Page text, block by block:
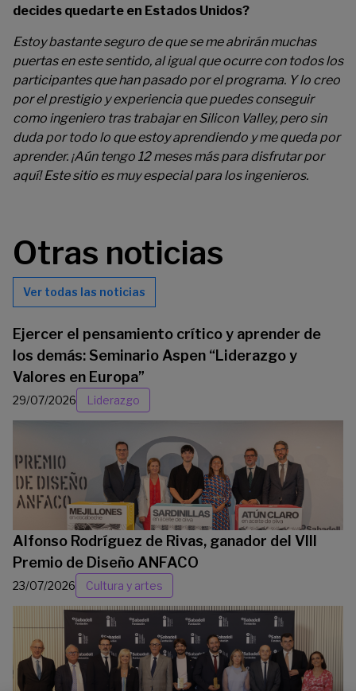
decides quedarte en Estados Unidos?
Estoy bastante seguro de que se me abrirán muchas
puertas en este sentido, al igual que ocurre con todos los
participantes que han pasado por el programa. Y lo creo
por el prestigio y experiencia que puedes conseguir
como ingeniero tras trabajar en Silicon Valley, pero sin
duda por todo lo que estoy aprendiendo y me queda por
aprender. ¡Aún tengo 12 meses más para disfrutar por
aquí! Este sitio es muy especial para los ingenieros.
Otras noticias
Ver todas las noticias
Ejercer el pensamiento crítico y aprender de
los demás: Seminario Aspen “Liderazgo y
Valores en Europa”
29/07/2026 Liderazgo
Alfonso Rodríguez de Rivas, ganador del VIII
Premio de Diseño ANFACO
23/07/2026 Cultura y artes